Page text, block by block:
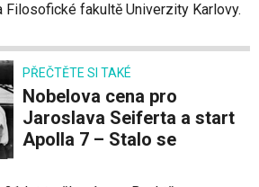
fakultě Univerzity Karlovy.
PŘEČTĚTE SI TAKÉ
Nobelova cena pro
Jaroslava Seiferta a start
Apolla 7 – Stalo se